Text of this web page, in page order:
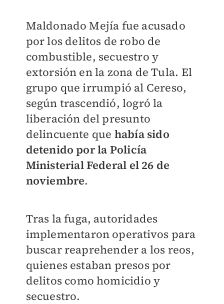
Maldonado Mejía fue acusado
por los delitos de robo de
combustible, secuestro y
extorsión en la zona de Tula. El
grupo que irrumpió al Cereso,
según trascendió, logró la
liberación del presunto
delincuente que había sido
detenido por la Policía
Ministerial Federal el 26 de
noviembre.
Tras la fuga, autoridades
implementaron operativos para
buscar reaprehender a los reos,
quienes estaban presos por
delitos como homicidio y
secuestro.